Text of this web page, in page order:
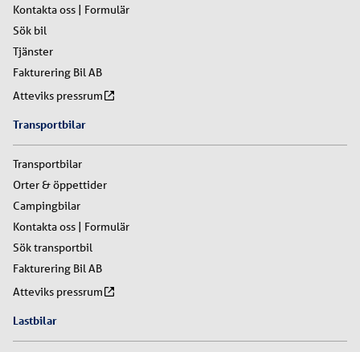
Kontakta oss | Formulär
Sök bil
Tjänster
Fakturering Bil AB
Atteviks pressrum
Transportbilar
Transportbilar
Orter & öppettider
Campingbilar
Kontakta oss | Formulär
Sök transportbil
Fakturering Bil AB
Atteviks pressrum
Lastbilar